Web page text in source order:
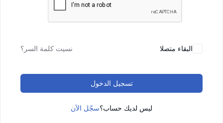
البقاء متصلا نسيت كلمة السر؟
تسجيل الدخول
ليس لديك حساب؟سجّل الآن